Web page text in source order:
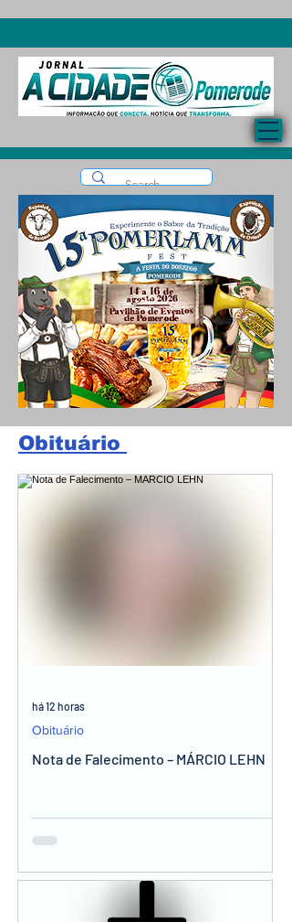
Obituário
Nota de Falecimento – MÁRCIO LEHN
Obituário
há 12 horas